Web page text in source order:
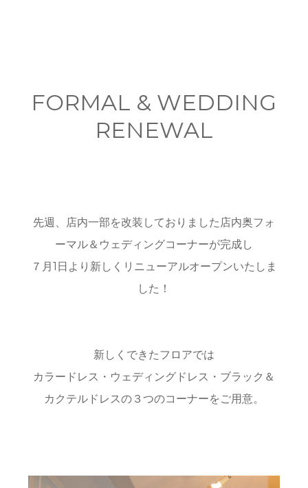
FORMAL & WEDDING
RENEWAL
先週、店内一部を改装しておりました店内奥フォ
ーマル＆ウェディングコーナーが完成し
７月1日より新しくリニューアルオープンいたしま
した！
新しくできたフロアでは
カラードレス・ウェディングドレス・ブラック＆
カクテルドレスの３つのコーナーをご用意。